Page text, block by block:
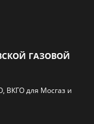
ГАЗОВОЙ
ВКГО для Мосгаз и